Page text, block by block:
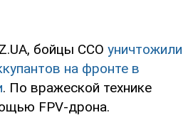
бойцы ССО уничтожили
на фронте в
. По вражеской технике
FPV-дрона.